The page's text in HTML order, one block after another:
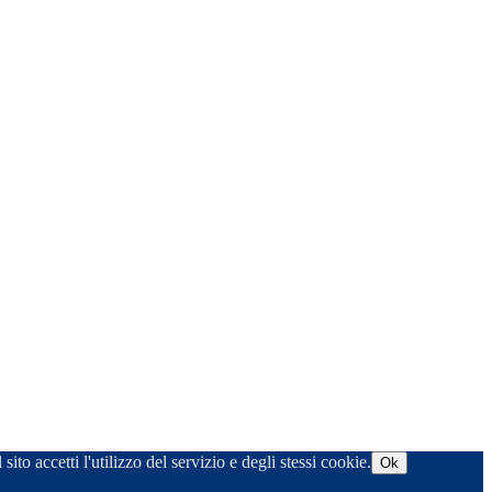
accetti l'utilizzo del servizio e degli stessi cookie. Ok